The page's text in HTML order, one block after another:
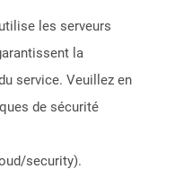
les serveurs
la
service. Veuillez en
de sécurité
security).